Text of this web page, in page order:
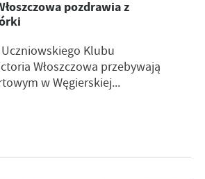
pozdrawia z
Klubu
Włoszczowa przebywają
w Węgierskiej...